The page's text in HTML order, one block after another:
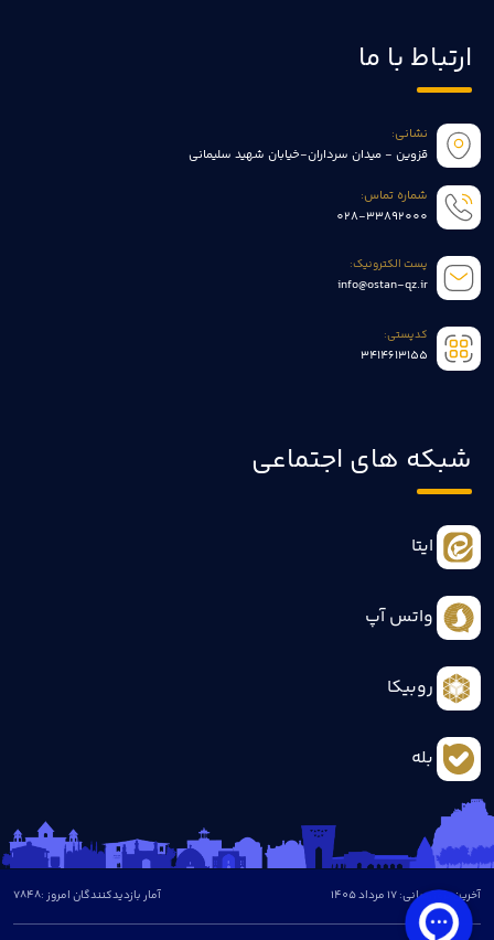
ارتباط با ما
نشانی:
قزوین - میدان سرداران-خیابان شهید سلیمانی
شماره تماس:
028-33892000
پست الکترونیک:
info@ostan-qz.ir
کدپستی:
3414613155
شبکه های اجتماعی
ایتا
واتس آپ
روبیکا
بله
آخرین بروزرسانی: 17 مرداد 1405 آمار بازدیدکنندگان امروز :7848